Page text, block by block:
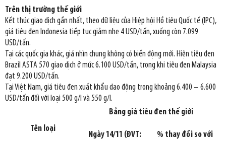
Trên thị trường thế giới
Kết thúc giao dịch gần nhất, theo dữ liệu của Hiệp hội Hồ tiêu Quốc tế (IPC),
giá tiêu đen Indonesia tiếp tục giảm nhẹ 4 USD/tấn, xuống còn 7.099
USD/tấn.
Tại các quốc gia khác, giá nhìn chung không có biến động mới. Hiện tiêu đen
Brazil ASTA 570 giao dịch ở mức 6.100 USD/tấn, trong khi tiêu đen Malaysia
đạt 9.200 USD/tấn.
Tại Việt Nam, giá tiêu đen xuất khẩu dao động trong khoảng 6.400 – 6.600
USD/tấn đối với loại 500 g/l và 550 g/l.
Tên loại
Bảng giá tiêu đen thế giới
Ngày 14/11 (ĐVT:
% thay đổi so với